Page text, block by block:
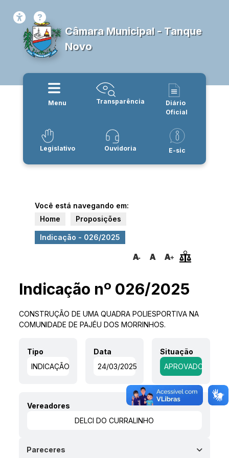
Câmara Municipal - Tanque
Novo
Menu Transparência
Diário
Oficial
Legislativo Ouvidoria E-sic
Você está navegando em:
Home
Proposições
Indicação - 026/2025
Indicação nº 026/2025
CONSTRUÇÃO DE UMA QUADRA POLIESPORTIVA NA
COMUNIDADE DE PAJÉU DOS MORRINHOS.
Tipo
INDICAÇÃO
Data
24/03/2025
Situação
APROVADO
Vereadores
DELCI DO CURRALINHO
Pareceres